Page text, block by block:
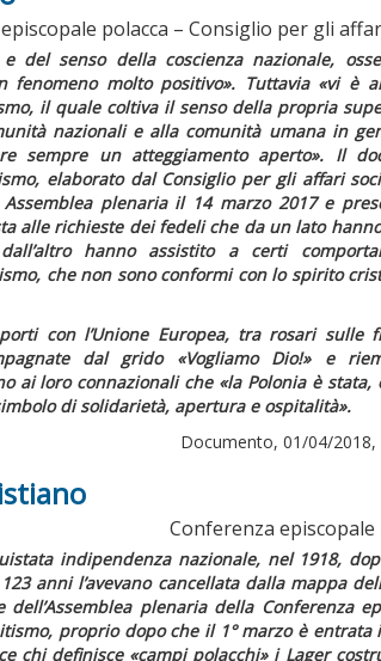
polacca – Consiglio per gli
del senso della coscienza nazionale,
molto positivo». Tuttavia «vi è
il quale coltiva il senso della propria
nazionali e alla comunità umana in
sempre un atteggiamento aperto». Il
elaborato dal Consiglio per gli affari
plenaria il 14 marzo 2017 e
alle richieste dei fedeli che da un lato
hanno assistito a certi
che non sono conformi con lo spirito
con l’Unione Europea, tra rosari sulle
dal grido «Vogliamo Dio!» e
ai loro connazionali che «la Polonia è stata,
di solidarietà, apertura e ospitalità».
Documento, 01/04/2018,
Conferenza episcopale
indipendenza nazionale, nel 1918,
anni l’avevano cancellata dalla mappa
dell’Assemblea plenaria della Conferenza
proprio dopo che il 1° marzo è entrata
chi definisce «campi polacchi» i Lager